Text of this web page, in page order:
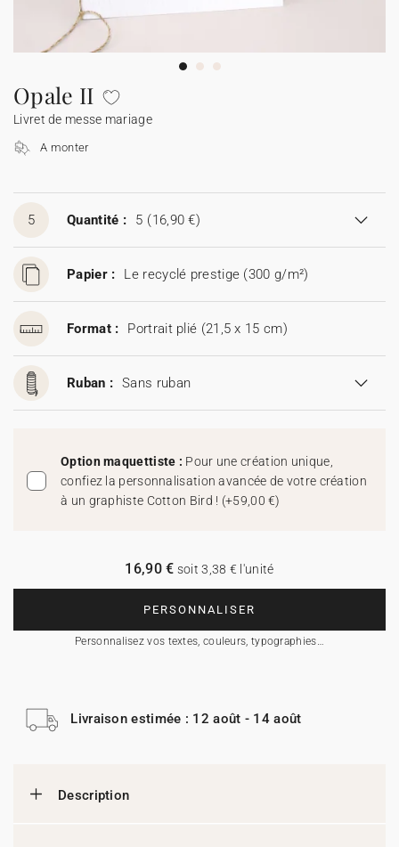
Guirlande à fanions
Étiquette feu de Bengale
Idées de textes
Collaborations
Cotton Bird x Main sauvage
Marque-page
Collaboration Cotton Bird x Bonton
Toutes les cartes de vœux
Toutes les cartes digitales
Codes promo
Fêtes & Occasions
Opale II
Livret de messe mariage
A monter
5 Quantité : 5 (16,90 €)
Papier : Le recyclé prestige (300 g/m²)
Format : Portrait plié (21,5 x 15 cm)
Ruban : Sans ruban
Option maquettiste : Pour une création unique,
confiez la personnalisation avancée de votre création
à un graphiste Cotton Bird ! (+59,00 €)
PERSONNALISER
Personnalisez vos textes, couleurs, typographies…
16,90 € soit 3,38 € l'unité
Livraison estimée : 12 août - 14 août
Description